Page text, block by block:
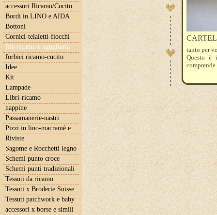
accessori Ricamo/Cucito
Bordi in LINO e AIDA
Bottoni
Cornici-telaietti-fiocchi
filo ricamo e aguglieria
forbici ricamo-cucito
Idee
Kit
Lampade
Libri-ricamo
nappine
Passamanerie-nastri
Pizzi in lino-macramè e..
Riviste
Sagome e Rocchetti legno
Schemi punto croce
Schemi punti tradizionali
Tessuti da ricamo
Tessuti x Broderie Suisse
Tessuti patchwork e baby
accessori x borse e simili
tanto per
Questo è
comprende